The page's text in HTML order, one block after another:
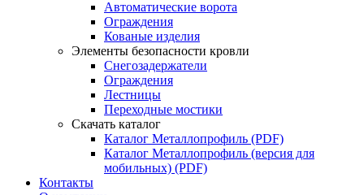
Автоматические ворота
Ограждения
Кованые изделия
Элементы безопасности кровли
Снегозадержатели
Ограждения
Лестницы
Переходные мостики
Скачать каталог
Каталог Металлопрофиль (PDF)
Каталог Металлопрофиль (версия для
мобильных) (PDF)
Контакты